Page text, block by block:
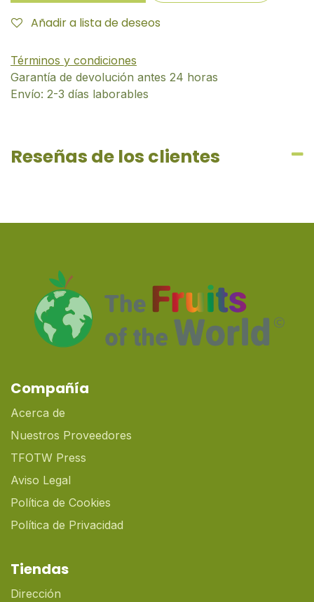
Añadir a lista de deseos
Términos y condiciones
Garantía de devolución antes 24 horas
Envío: 2-3 días laborables
Reseñas de los clientes
Compañía
Acerca de
Nuestros Proveedores
TFOTW Press
Aviso Legal
Política de Cookies
Política de Privacidad
Tiendas
Dirección